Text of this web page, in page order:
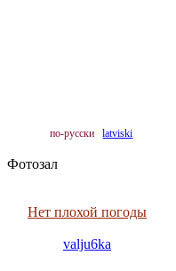
по-русски latviski
Фотозал
Нет плохой погоды
valju6ka